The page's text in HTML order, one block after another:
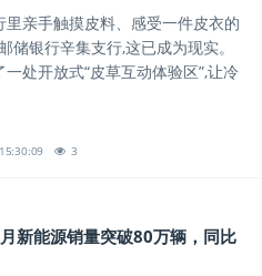
里亲手触摸皮料、感受一件皮衣的
储银行辛集支行,这已成为现实。
处开放式“皮草互动体验区”,让冷
3
新能源销量突破80万辆，同比